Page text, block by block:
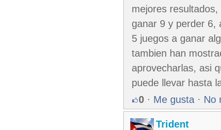
mejores
ganar 9 y perder 6,
5 juegos a ganar
tambien han
aprovecharlas, asi
puede llevar hasta
0 · Me gusta · No
Trident